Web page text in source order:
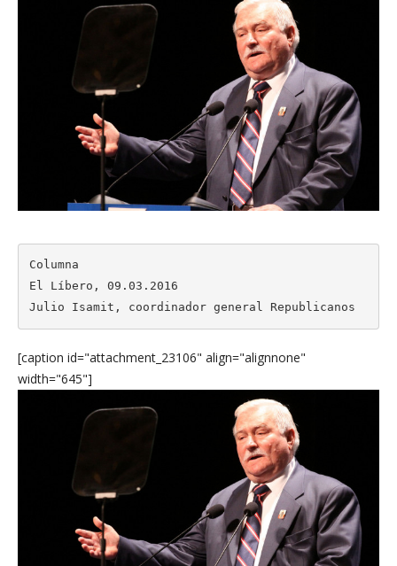
Columna
El Líbero, 09.03.2016
Julio Isamit, coordinador general Republicanos
[caption id="attachment_23106" align="alignnone"
width="645"]